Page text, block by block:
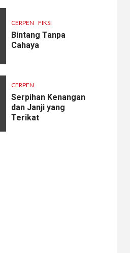
CERPEN FIKSI
Bintang Tanpa
Cahaya
CERPEN
Serpihan Kenangan
dan Janji yang
Terikat